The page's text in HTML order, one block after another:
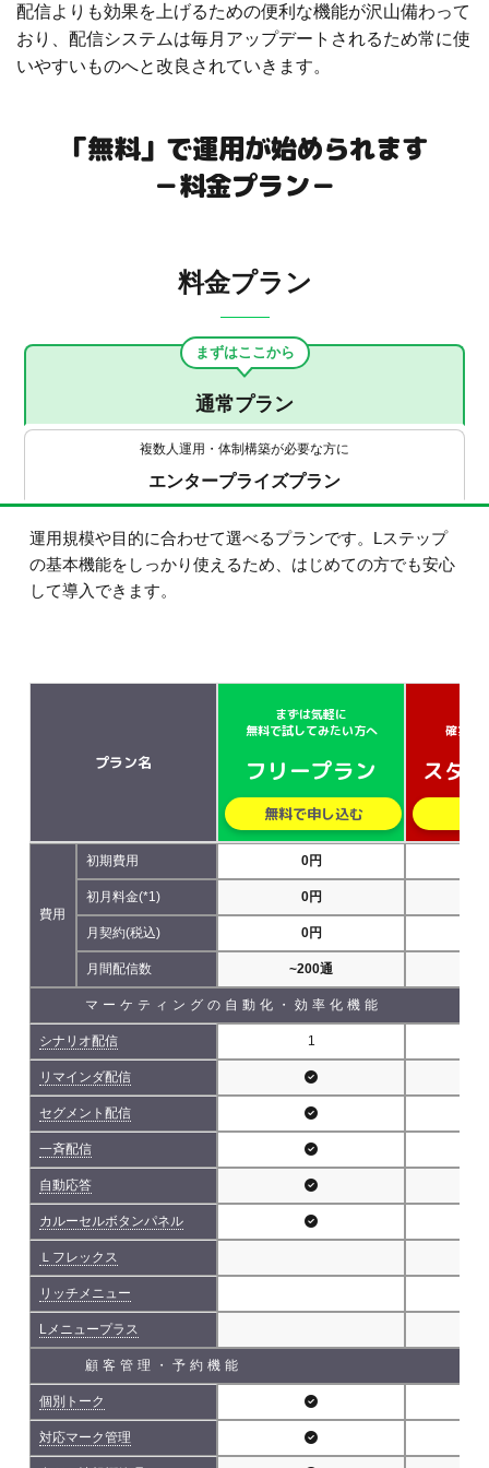
配信よりも効果を上げるための便利な機能が沢山備わって
おり、配信システムは毎月アップデートされるため常に使
いやすいものへと改良されていきます。
「無料」で運用が始められます
－料金プラン－
料金プラン
まずはここから
通常プラン
複数人運用・体制構築が必要な方に
エンタープライズプラン
運用規模や目的に合わせて選べるプランです。Lステップ
の基本機能をしっかり使えるため、はじめての方でも安心
して導入できます。
プラン名
まずは気軽に
無料で試してみたい方へ
フリープラン
無料で申し込む
確実に
スタ
費用
初期費用 0円
初月料金(*1) 0円
月契約(税込) 0円
月間配信数 ~200通
マーケティングの自動化・効率化機能
シナリオ配信 1
リマインダ配信
セグメント配信
一斉配信
自動応答
カルーセルボタンパネル
Ｌフレックス
リッチメニュー
Lメニュープラス
顧客管理・予約機能
個別トーク
対応マーク管理